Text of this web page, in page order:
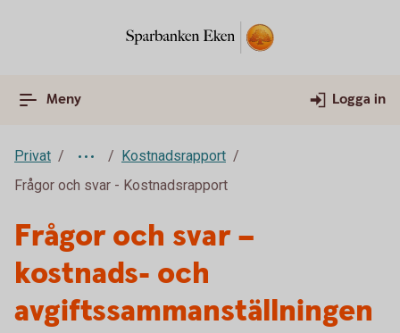
Meny Logga in
Privat
Kostnadsrapport
Frågor och svar - Kostnadsrapport
Frågor och svar –
kostnads- och
avgiftssammanställningen